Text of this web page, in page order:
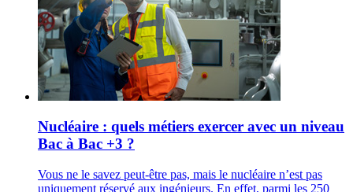
Nucléaire : quels métiers exercer avec un niveau
Bac à Bac +3 ?
Vous ne le savez peut-être pas, mais le nucléaire n’est pas
uniquement réservé aux ingénieurs. En effet, parmi les 250